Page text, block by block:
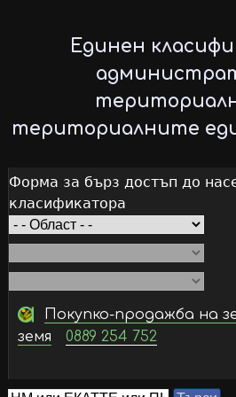
to
main
content
Единен
териториалните
Форма за бърз достъп до
класификатора
Покупко-продажба на
земя
0889 254 752